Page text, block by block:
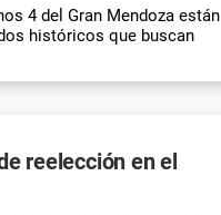
4 del Gran Mendoza están
históricos que buscan
reelección en el